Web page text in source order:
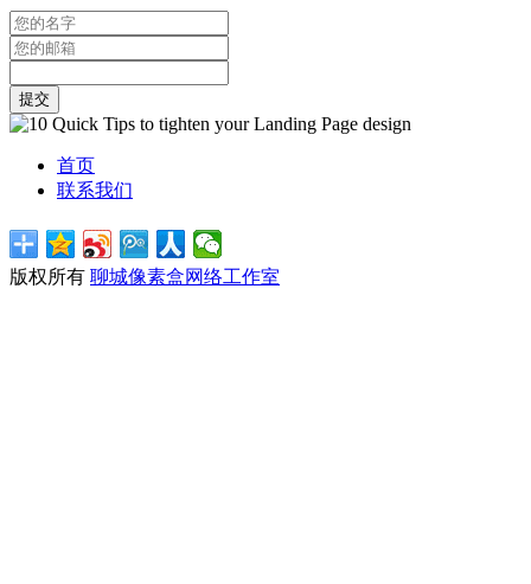
提交
首页
联系我们
版权所有 聊城像素盒网络工作室